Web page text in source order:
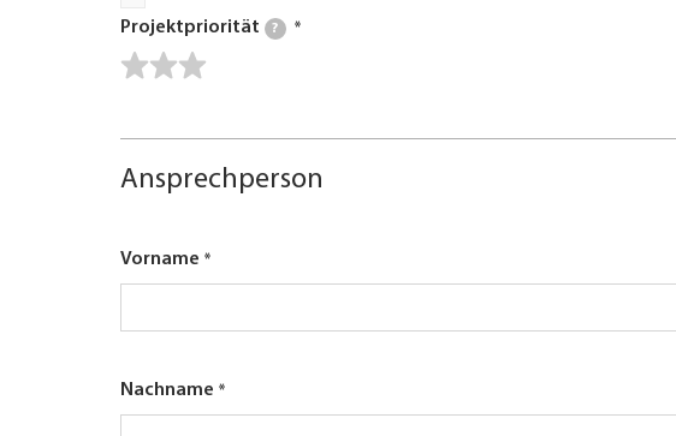
Projektpriorität ?
Ansprechperson
Vorname
Nachname